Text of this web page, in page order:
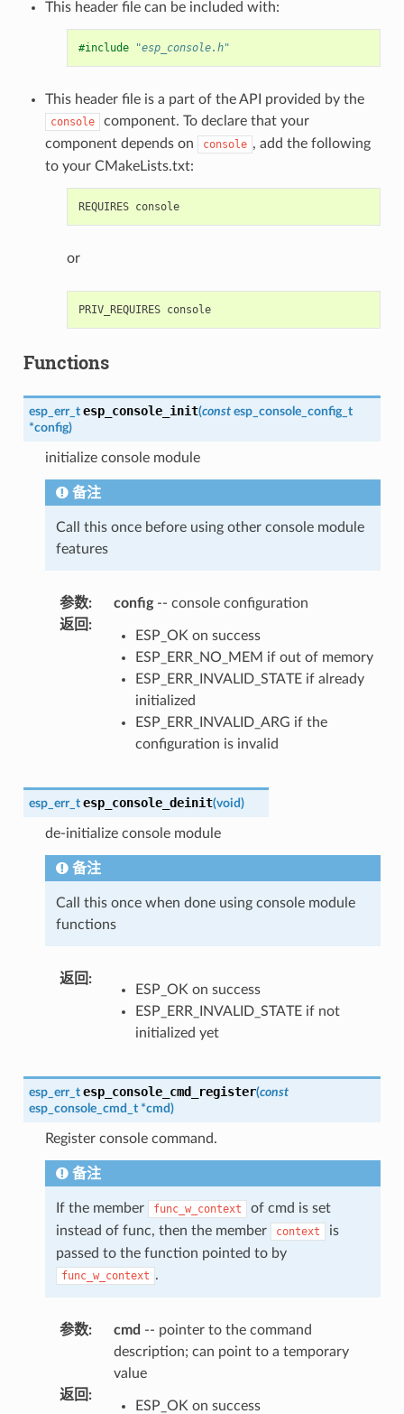
This header file can be included with:
#include "esp_console.h"
This header file is a part of the API provided by the
console
component. To declare that your
component depends on
console , add the following
to your CMakeLists.txt:
REQUIRES console
or
PRIV_REQUIRES console
Functions
esp_err_t esp_console_init(const esp_console_config_t
*config)
initialize console module
备注
Call this once before using other console module
features
参数: config-- console configuration
返回 :
ESP_OK on success
ESP_ERR_NO_MEM if out of memory
ESP_ERR_INVALID_STATE if already
initialized
ESP_ERR_INVALID_ARG if the
configuration is invalid
esp_err_t esp_console_deinit(void)
de-initialize console module
备注
Call this once when done using console module
functions
返回 :
ESP_OK on success
ESP_ERR_INVALID_STATE if not
initialized yet
esp_err_t esp_console_cmd_register(const
esp_console_cmd_t *cmd)
Register console command.
备注
If the member func_w_context
of cmd is set
instead of func, then the member
context
is
passed to the function pointed to by
func_w_context .
参数: cmd -- pointer to the command
description; can point to a temporary
value
返回 :
ESP_OK on success